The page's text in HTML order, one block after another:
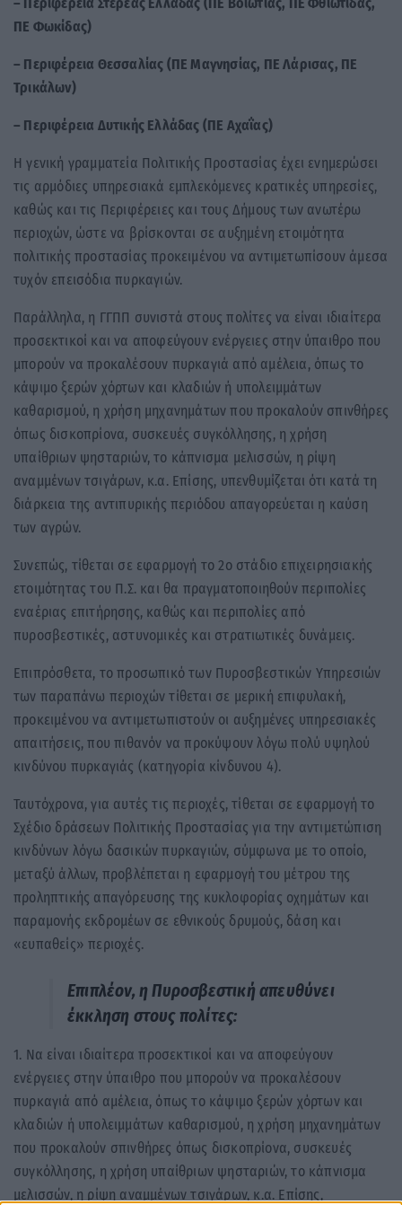
ΠΕ Φωκίδας)
– Περιφέρεια Θεσσαλίας (ΠΕ Μαγνησίας, ΠΕ Λάρισας, ΠΕ
Τρικάλων)
– Περιφέρεια Δυτικής Ελλάδας (ΠΕ Αχαΐας)
Η γενική γραμματεία Πολιτικής Προστασίας έχει ενημερώσει
τις αρμόδιες υπηρεσιακά εμπλεκόμενες κρατικές υπηρεσίες,
καθώς και τις Περιφέρειες και τους Δήμους των ανωτέρω
περιοχών, ώστε να βρίσκονται σε αυξημένη ετοιμότητα
πολιτικής προστασίας προκειμένου να αντιμετωπίσουν άμεσα
τυχόν επεισόδια πυρκαγιών.
Παράλληλα, η ΓΓΠΠ συνιστά στους πολίτες να είναι ιδιαίτερα
προσεκτικοί και να αποφεύγουν ενέργειες στην ύπαιθρο που
μπορούν να προκαλέσουν πυρκαγιά από αμέλεια, όπως το
κάψιμο ξερών χόρτων και κλαδιών ή υπολειμμάτων
καθαρισμού, η χρήση μηχανημάτων που προκαλούν σπινθήρες
όπως δισκοπρίονα, συσκευές συγκόλλησης, η χρήση
υπαίθριων ψησταριών, το κάπνισμα μελισσών, η ρίψη
αναμμένων τσιγάρων, κ.α. Επίσης, υπενθυμίζεται ότι κατά τη
διάρκεια της αντιπυρικής περιόδου απαγορεύεται η καύση
των αγρών.
Συνεπώς, τίθεται σε εφαρμογή το 2ο στάδιο επιχειρησιακής
ετοιμότητας του Π.Σ. και θα πραγματοποιηθούν περιπολίες
εναέριας επιτήρησης, καθώς και περιπολίες από
πυροσβεστικές, αστυνομικές και στρατιωτικές δυνάμεις.
Επιπρόσθετα, το προσωπικό των Πυροσβεστικών Υπηρεσιών
των παραπάνω περιοχών τίθεται σε μερική επιφυλακή,
προκειμένου να αντιμετωπιστούν οι αυξημένες υπηρεσιακές
απαιτήσεις, που πιθανόν να προκύψουν λόγω πολύ υψηλού
κινδύνου πυρκαγιάς (κατηγορία κίνδυνου 4).
Ταυτόχρονα, για αυτές τις περιοχές, τίθεται σε εφαρμογή το
Σχέδιο δράσεων Πολιτικής Προστασίας για την αντιμετώπιση
κινδύνων λόγω δασικών πυρκαγιών, σύμφωνα με το οποίο,
μεταξύ άλλων, προβλέπεται η εφαρμογή του μέτρου της
προληπτικής απαγόρευσης της κυκλοφορίας οχημάτων και
παραμονής εκδρομέων σε εθνικούς δρυμούς, δάση και
«ευπαθείς» περιοχές.
Επιπλέον, η Πυροσβεστική απευθύνει
έκκληση στους πολίτες:
1. Να είναι ιδιαίτερα προσεκτικοί και να αποφεύγουν
ενέργειες στην ύπαιθρο που μπορούν να προκαλέσουν
πυρκαγιά από αμέλεια, όπως το κάψιμο ξερών χόρτων και
κλαδιών ή υπολειμμάτων καθαρισμού, η χρήση μηχανημάτων
που προκαλούν σπινθήρες όπως δισκοπρίονα, συσκευές
συγκόλλησης, η χρήση υπαίθριων ψησταριών, το κάπνισμα
μελισσών, η ρίψη αναμμένων τσιγάρων, κ.α. Επίσης,